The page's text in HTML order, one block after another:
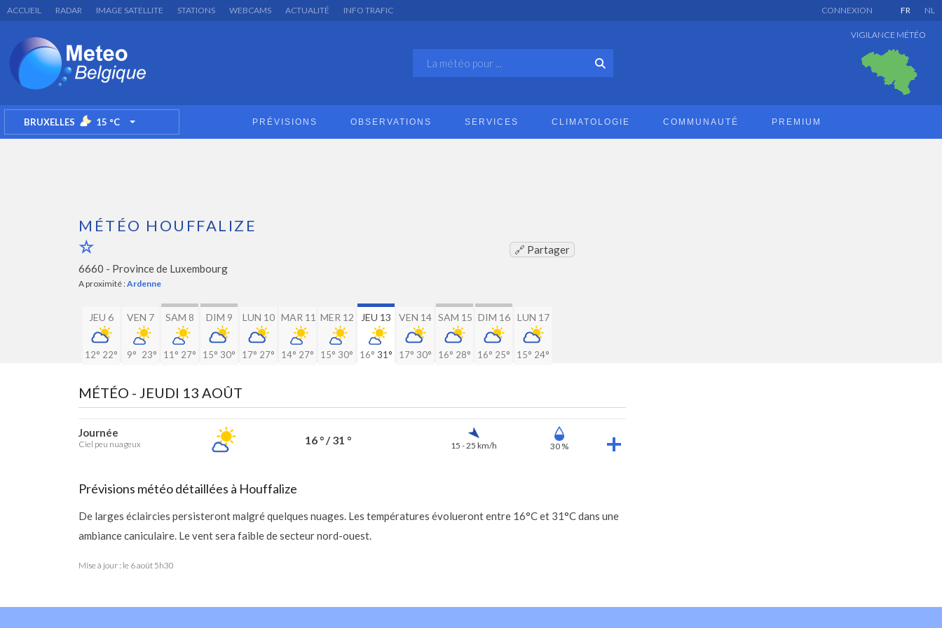
ACCUEIL RADAR IMAGE SATELLITE STATIONS WEBCAMS ACTUALITÉ INFO TRAFIC FR NL
CONNEXION
VIGILANCE MÉTÉO
BRUXELLES 15 °C TOGGLE DROPDOWN PRÉVISIONS OBSERVATIONS SERVICES CLIMATOLOGIE COMMUNAUTÉ PREMIUM
MÉTÉO HOUFFALIZE
🔗 Partager
6660 - Province de Luxembourg
A proximité :Ardenne
JEU 6
12° 22°
VEN 7
9° 23°
SAM 8
11° 27°
DIM 9
15° 30°
LUN 10
17° 27°
MAR 11
14° 27°
MER 12
15° 30°
JEU 13
16° 31°
VEN 14
17° 30°
SAM 15
16° 28°
DIM 16
16° 25°
LUN 17
15° 24°
MÉTÉO - JEUDI 13 AOÛT
Journée
Ciel peu nuageux 16 ° / 31 ° 15 - 25 km/h 30 %
Prévisions météo détaillées à Houffalize
De larges éclaircies persisteront malgré quelques nuages. Les températures évolueront entre 16°C et 31°C dans une
ambiance caniculaire. Le vent sera faible de secteur nord-ouest.
Mise à jour : le 6 août 5h30